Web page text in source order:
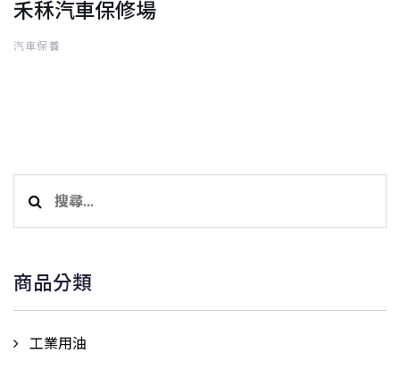
禾秝汽車保修場
汽車保養
關
字:
商品分類
工業用油